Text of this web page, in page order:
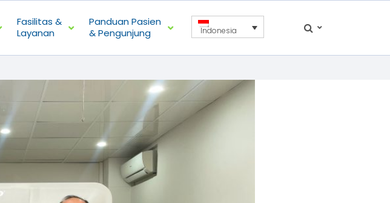
Fasilitas &
Layanan
Panduan Pasien
& Pengunjung
Indonesia